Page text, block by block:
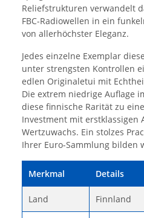
Reliefstrukturen verwandelt
FBC-Radiowellen in ein
von allerhöchster Eleganz.
Jedes einzelne Exemplar
unter strengsten Kontrollen
edlen Originaletui mit
Die extrem niedrige Auflage
diese finnische Rarität zu
Investment mit erstklassigen
Wertzuwachs. Ein stolzes
Ihrer Euro-Sammlung bilden
Merkmal Details
Land Finnland